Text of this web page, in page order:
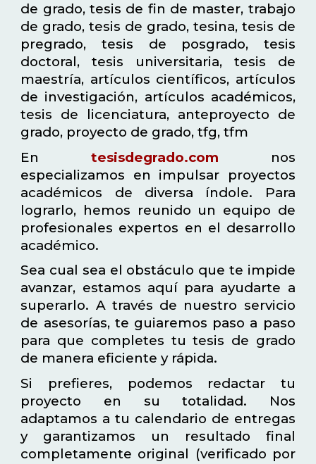
de grado, tesis de fin de master, trabajo
de grado, tesis de grado, tesina, tesis de
pregrado, tesis de posgrado, tesis
doctoral, tesis universitaria, tesis de
maestría, artículos científicos, artículos
de investigación, artículos académicos,
tesis de licenciatura, anteproyecto de
grado, proyecto de grado, tfg, tfm
En tesisdegrado.com nos
especializamos en impulsar proyectos
académicos de diversa índole. Para
lograrlo, hemos reunido un equipo de
profesionales expertos en el desarrollo
académico.
Sea cual sea el obstáculo que te impide
avanzar, estamos aquí para ayudarte a
superarlo. A través de nuestro servicio
de asesorías, te guiaremos paso a paso
para que completes tu tesis de grado
de manera eficiente y rápida.
Si prefieres, podemos redactar tu
proyecto en su totalidad. Nos
adaptamos a tu calendario de entregas
y garantizamos un resultado final
completamente original (verificado por